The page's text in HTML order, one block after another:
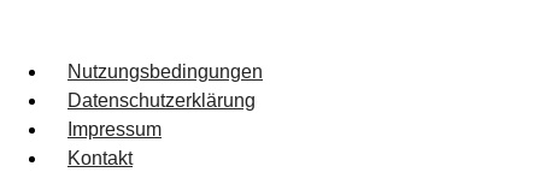
Nutzungsbedingungen
Datenschutzerklärung
Impressum
Kontakt